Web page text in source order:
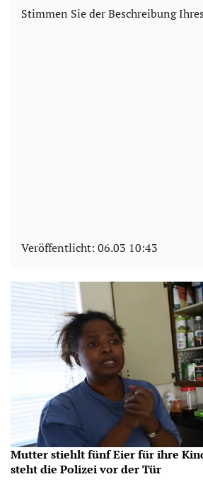
Stimmen Sie der Beschreibung
Veröffentlicht: 06.03 10:43
Mutter stiehlt fünf Eier für ihre
steht die Polizei vor der Tür